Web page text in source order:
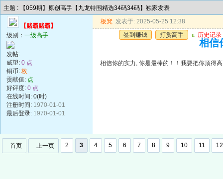
主题 : 【059期】原创高手【九龙特围精选34码34码】独家发表
【赌霸赌霸】
级别： 一级高手
发帖:
威望: 0 点
铜币: 枚
贡献值: 点
好评度: 0 点
在线时间: 0(时)
注册时间: 1970-01-01
最后登录: 1970-01-01
板凳 发表于: 2025-05-25 12:38
签到赚钱
打赏高手 u 历史记录
相信
相信你的实力, 你是最棒的！！我要把你顶得
首页 上一页 2 3 4 5 6 7 8 9 10 11 12